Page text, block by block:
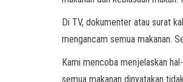
Di TV, dokumenter atau surat
mengancam semua makanan.
Kami mencoba menjelaskan
semua makanan dinyatakan